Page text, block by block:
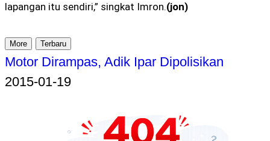
lapangan itu sendiri,” singkat Imron.(jon)
More Terbaru
Motor Dirampas, Adik Ipar Dipolisikan
2015-01-19